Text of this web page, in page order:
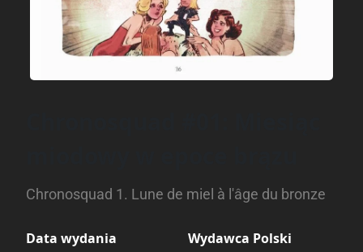
Chronosquad 1. Lune de miel à l'âge du bronze
Data wydania
Wydawca Polski